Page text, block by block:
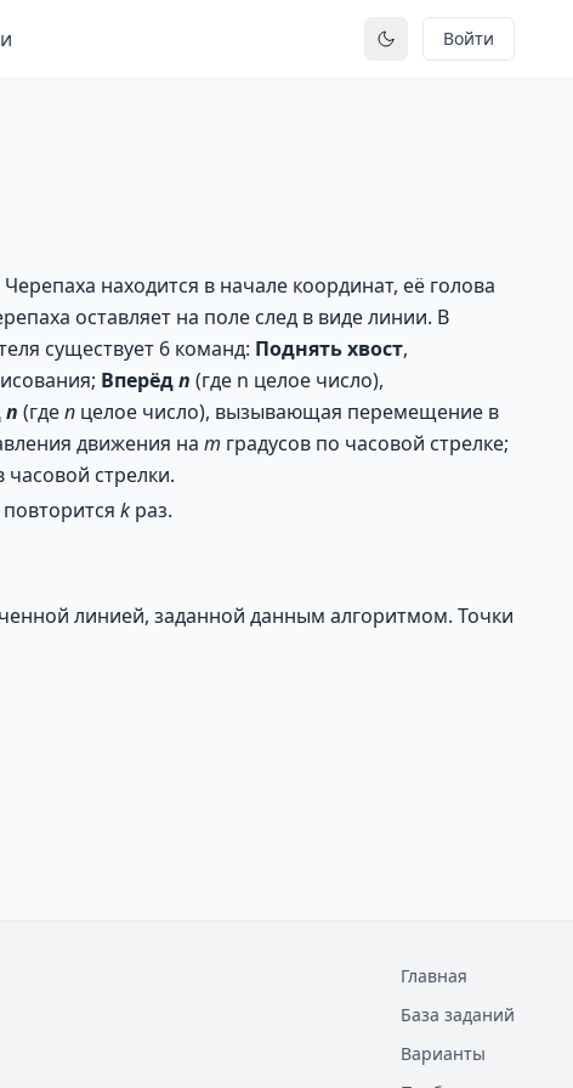
Переключить тему
Войти
находится в начале координат, её голова
оставляет на поле след в виде линии. В
существует 6 команд: Поднятьхвост,
Вперёдп (где n целое число),
п (гдеп целое число), вызывающая перемещение в
движения на т градусов по часовой стрелке;
часовой стрелки.
k раз.
линией, заданной данным алгоритмом. Точки
Главная
База заданий
Варианты